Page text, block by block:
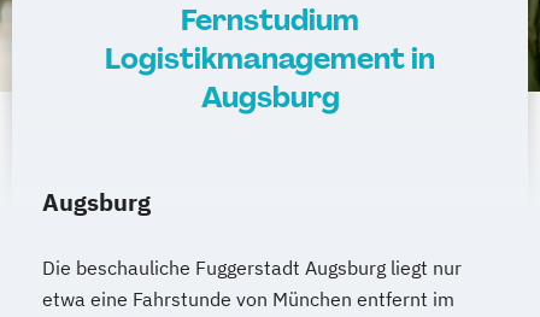
Fernstudium
Logistikmanagement in
Augsburg
Augsburg
Die beschauliche Fuggerstadt Augsburg liegt nur
etwa eine Fahrstunde von München entfernt im